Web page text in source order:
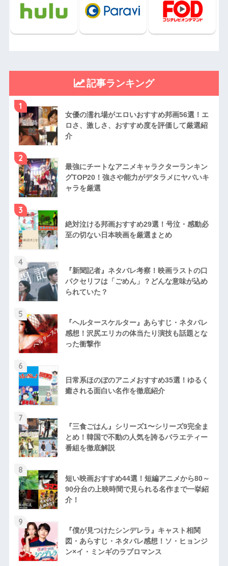
記事ランキング
1
女優の濡れ場がエロいおすすめ邦画56選！エ
ロさ、激しさ、おすすめ度を評価して厳選紹
介
2
最強にチートなアニメキャラクターランキン
グTOP20！強さや能力がデタラメにヤバいキ
ャラを厳選
3
絶対泣ける邦画おすすめ29選！号泣・感動必
至の切ない日本映画を厳選まとめ
4
『新聞記者』ネタバレ考察！映画ラストの口
パクセリフは「ごめん」？どんな意味が込め
られていた？
5
『ヘルタースケルター』あらすじ・ネタバレ
感想！沢尻エリカの体当たり演技も話題とな
った衝撃作
6
日常系ほのぼのアニメおすすめ35選！ゆるく
癒される面白い名作を徹底紹介
7
『三食ごはん』シリーズ1〜シリーズ9完全ま
とめ！韓国で不動の人気を誇るバラエティー
番組を徹底解説
8
短い映画おすすめ44選！短編アニメから80～
90分台の上映時間で見られる名作まで一挙紹
介！
9
『僕が見つけたシンデレラ』キャスト相関
図・あらすじ・ネタバレ感想！ソ・ヒョンジ
ン×イ・ミンギのラブロマンス